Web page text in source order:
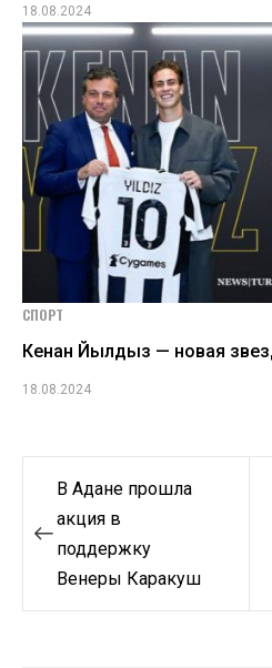
18.08.2024
СПОРТ
Кенан Йылдыз — новая
18.08.2024
Навигация
по
записям
В Адане прошла
акция в
поддержку
Венеры Каракуш